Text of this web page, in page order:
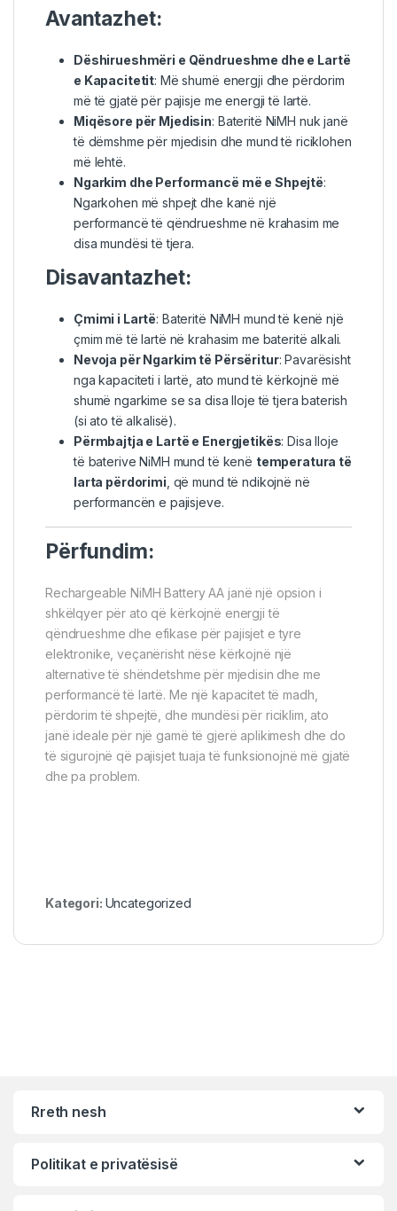
Avantazhet:
Dëshirueshmëri e Qëndrueshme dhe e Lartë
e Kapacitetit: Më shumë energji dhe përdorim
më të gjatë për pajisje me energji të lartë.
Miqësore për Mjedisin: Bateritë NiMH nuk janë
të dëmshme për mjedisin dhe mund të riciklohen
më lehtë.
Ngarkim dhe Performancë më e Shpejtë:
Ngarkohen më shpejt dhe kanë një
performancë të qëndrueshme në krahasim me
disa mundësi të tjera.
Disavantazhet:
Çmimi i Lartë: Bateritë NiMH mund të kenë një
çmim më të lartë në krahasim me bateritë alkali.
Nevoja për Ngarkim të Përsëritur: Pavarësisht
nga kapaciteti i lartë, ato mund të kërkojnë më
shumë ngarkime se sa disa lloje të tjera baterish
(si ato të alkalisë).
Përmbajtja e Lartë e Energjetikës: Disa lloje
të baterive NiMH mund të kenë temperatura të
larta përdorimi , që mund të ndikojnë në
performancën e pajisjeve.
Përfundim:
Rechargeable NiMH Battery AA janë një opsion i
shkëlqyer për ato që kërkojnë energji të
qëndrueshme dhe efikase për pajisjet e tyre
elektronike, veçanërisht nëse kërkojnë një
alternative të shëndetshme për mjedisin dhe me
performancë të lartë. Me një kapacitet të madh,
përdorim të shpejtë, dhe mundësi për riciklim, ato
janë ideale për një gamë të gjerë aplikimesh dhe do
të sigurojnë që pajisjet tuaja të funksionojnë më gjatë
dhe pa problem.
Kategori: Uncategorized
Rreth nesh
Politikat e privatësisë